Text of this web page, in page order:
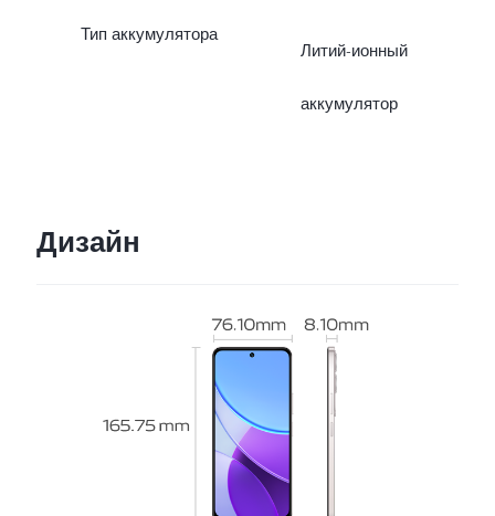
Тип аккумулятора
Литий-ионный
аккумулятор
Дизайн